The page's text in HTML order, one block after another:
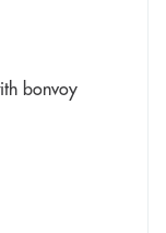
bonvoy